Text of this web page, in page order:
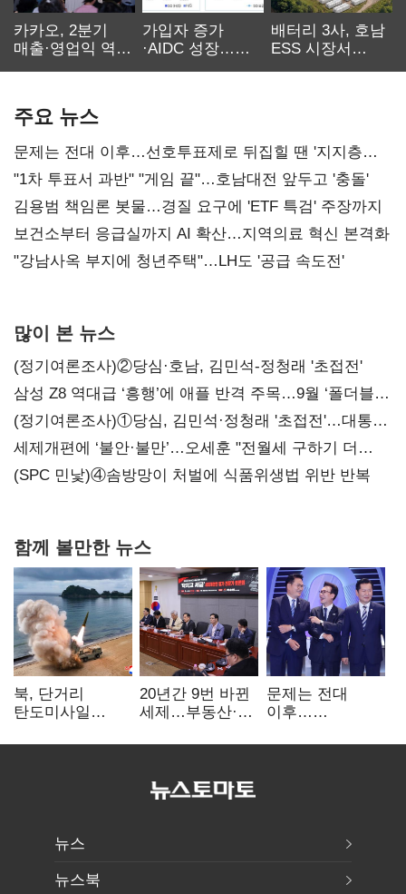
카카오, 2분기
매출·영업익 역대
가입자 증가
·AIDC 성장…
배터리 3사, 호남
ESS 시장서
주요 뉴스
문제는 전대 이후…선호투표제로 뒤집힐 땐 '지지층
불복'
"1차 투표서 과반" "게임 끝"…호남대전 앞두고 '충돌'
김용범 책임론 봇물…경질 요구에 'ETF 특검' 주장까지
보건소부터 응급실까지 AI 확산…지역의료 혁신 본격화
"강남사옥 부지에 청년주택"…LH도 '공급 속도전'
많이 본 뉴스
(정기여론조사)②당심·호남, 김민석-정청래 '초접전'
삼성 Z8 역대급 ‘흥행’에 애플 반격 주목…9월 ‘폴더블
대전’
(정기여론조사)①당심, 김민석·정청래 '초접전'…대통령
지지도 '50% 아래로'(종합)
세제개편에 ‘불안·불만’…오세훈 "전월세 구하기 더
힘들어질 것"
(SPC 민낯)④솜방망이 처벌에 식품위생법 위반 반복
함께 볼만한 뉴스
북, 단거리
탄도미사일
"즉각 중단 촉구"
20년간 9번 바뀐
세제…부동산·
건드렸다
문제는 전대
이후…
뒤집힐 땐
뉴스
뉴스북